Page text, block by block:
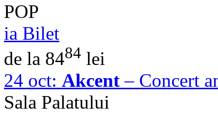
POP
ia Bilet
de la 8484 lei
24 oct: Akcent – Concert
Sala Palatului